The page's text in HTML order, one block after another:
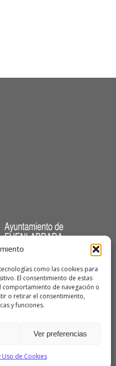
como las cookies para
El consentimiento de estas
de navegación o
o retirar el consentimiento,
y funciones.
Ver preferencias
de Cookies